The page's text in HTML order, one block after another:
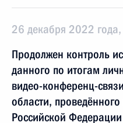
26 декабря 2022
Продолжен контроль
данного по итогам
видео-конференц-
области,
Российской